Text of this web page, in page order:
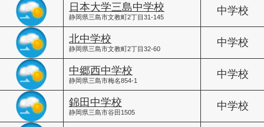
日本大学三島中学校
静岡県三島市文教町2丁目31-145
中学校
北中学校
静岡県三島市文教町2丁目32-60
中学校
中郷西中学校
静岡県三島市梅名854-1
中学校
錦田中学校
静岡県三島市谷田1505
中学校